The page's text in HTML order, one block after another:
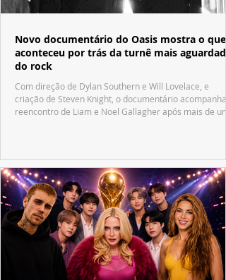
Novo documentário do Oasis mostra o que
aconteceu por trás da turnê mais aguardada
do rock
Com direção de Dylan Southern e Will Lovelace, e
criação de Steven Knight, o documentário acompanha
reencontro de Liam e Noel Gallagher após mais de